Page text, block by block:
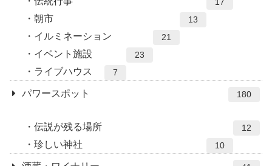
17
朝市 13
イルミネーション 21
イベント施設 23
ライブハウス 7
パワースポット 180
伝説が残る場所 12
珍しい神社 10